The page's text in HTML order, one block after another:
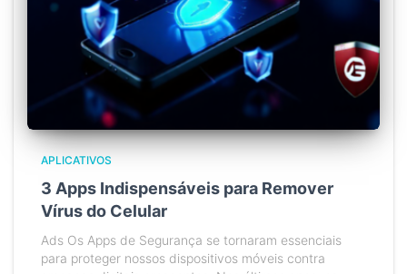
APLICATIVOS
3 Apps Indispensáveis para Remover
Vírus do Celular
Ads Os Apps de Segurança se tornaram essenciais
para proteger nossos dispositivos móveis contra